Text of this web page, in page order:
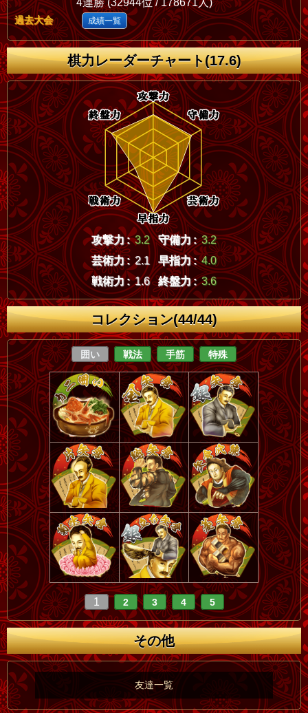
4連勝 (32944位 / 178671人)
過去大会 成績一覧
棋力レーダーチャート(17.6)
攻撃力 : 3.2 守備力 : 3.2
芸術力 : 2.1 早指力 : 4.0
戦術力 : 1.6 終盤力 : 3.6
コレクション(44/44)
囲い 戦法 手筋 特殊
1 2 3 4 5
その他
友達一覧